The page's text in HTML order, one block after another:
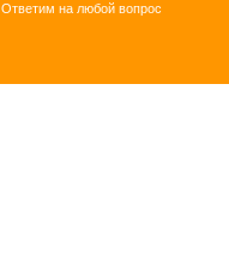
Ответим на любой вопрос